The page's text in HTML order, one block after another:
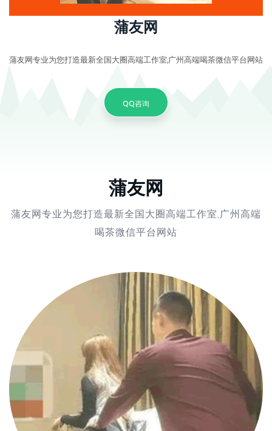
蒲友网
蒲友网专业为您打造最新全国大圈高端工作室,广州高端喝茶微信平台网站
QQ咨询
蒲友网
蒲友网专业为您打造最新全国大圈高端工作室,广州高端
喝茶微信平台网站